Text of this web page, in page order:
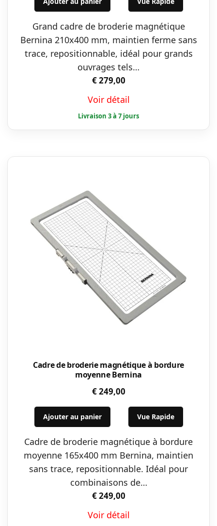
Grand cadre de broderie magnétique
Bernina 210x400 mm, maintien ferme sans
trace, repositionnable, idéal pour grands
ouvrages tels…
€279,00
Voir détail
Cadre de broderie magnétique à bordure
moyenne Bernina
€249,00
Ajouter au panier Vue Rapide
Cadre de broderie magnétique à bordure
moyenne 165x400 mm Bernina, maintien
sans trace, repositionnable. Idéal pour
combinaisons de…
€249,00
Voir détail